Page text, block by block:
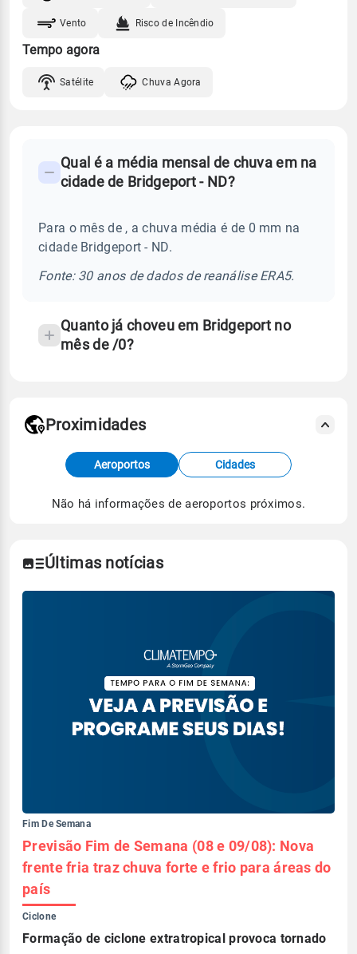
Vento Risco de Incêndio
Tempo agora
Satélite Chuva Agora
Perguntas
sobre
chuva
Qual é a média mensal de chuva em na
cidade de Bridgeport - ND?
Para o mês de , a chuva média é de 0 mm na
cidade Bridgeport - ND.
Fonte: 30 anos de dados de reanálise ERA5.
Quanto já choveu em Bridgeport no
mês de /0?
Fonte: dados combinados de estações
meteorológicas e satélite do Centro de Previsão
de Tempo e Estudos Climáticos (CPTEC).
Proximidades
Aeroportos Cidades
Não há informações de aeroportos próximos.
Últimas notícias
Fim De Semana
Previsão Fim de Semana (08 e 09/08): Nova
frente fria traz chuva forte e frio para áreas do
país
Ciclone
Formação de ciclone extratropical provoca tornado